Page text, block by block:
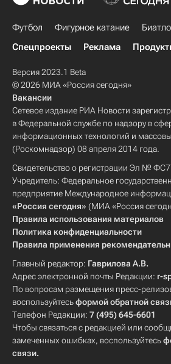
Футбол Фигурное катание
Спецпроекты
Реклама
Версия 2023.1 Beta
© 2026 МИА «Россия сегодня»
Вакансии
Сетевое издание РИА Новости
в Федеральной службе по надзору в
информационных технологий и
(Роскомнадзор) 08 апреля 2014 года.
Свидетельство о регистрации Эл №
Учредитель: Федеральное
предприятие Международное
«Россия сегодня» (МИА «Россия
Правила использования материалов
Политика конфиденциальности
Правила применения
Главный редактор: Гаврилова А.В.
Адрес электронной почты Редакции: r-
По вопросам размещения пресс-
воспользуйтесьформой обратной
Телефон Редакции: 7 (495) 645-6601
Чтобы связаться с редакцией или
замеченных ошибках, воспользуйтесь
связи.